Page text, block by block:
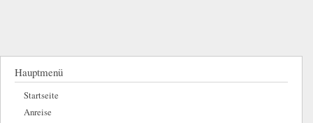
Hauptmenü
Startseite
Anreise